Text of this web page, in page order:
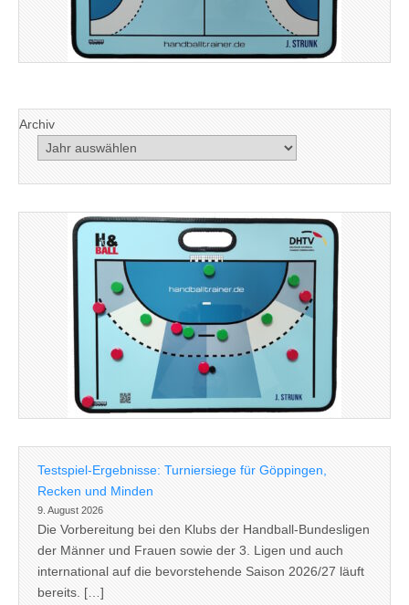
Archiv
Testspiel-Ergebnisse: Turniersiege für Göppingen,
Recken und Minden
9. August 2026
Die Vorbereitung bei den Klubs der Handball-Bundesligen
der Männer und Frauen sowie der 3. Ligen und auch
international auf die bevorstehende Saison 2026/27 läuft
bereits. […]